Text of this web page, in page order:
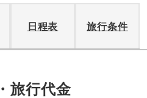
日程表 旅行条件
旅行代金